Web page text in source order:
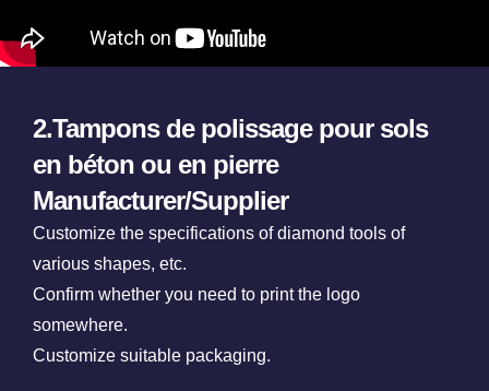
2.Tampons de polissage pour sols
en béton ou en pierre
Manufacturer/Supplier
Customize the specifications of diamond tools of
various shapes, etc.
Confirm whether you need to print the logo
somewhere.
Customize suitable packaging.